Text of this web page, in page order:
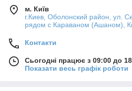
м. Київ
г.Киев, Оболонский район, ул.
рядом с Караваном (Ашаном),
Контакти
Сьогодні працює з 09:00 до
Показати весь графік роботи